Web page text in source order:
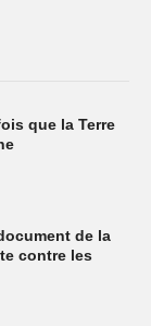
que la Terre
de la
contre les